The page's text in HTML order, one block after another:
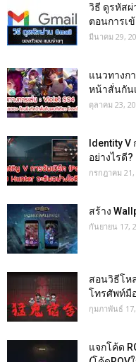
วิธี ดูรหัสผ่
ตอนการเ
มีนาคม 29,
แนวทางก
หน้าสั่นกัน
ตุลาคม 23,
Identity
อย่างไรดี?
กรกฎาคม 21,
สร้าง
กันยายน 17,
สอนวิธีโห
โทรศัพท์มื
กุมภาพันธ์
แจกโค้ด